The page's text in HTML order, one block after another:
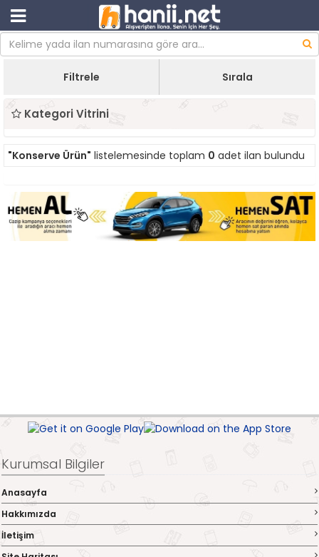
Filtrele Sırala
Kategori Vitrini
"Konserve Ürün" listelemesinde toplam 0 adet ilan bulundu
Kurumsal Bilgiler
Anasayfa
Hakkımızda
İletişim